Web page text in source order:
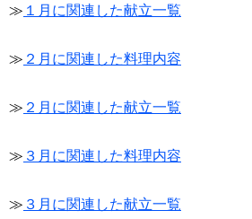
≫ １月に関連した献立一覧
≫ ２月に関連した料理内容
≫ ２月に関連した献立一覧
≫ ３月に関連した料理内容
≫ ３月に関連した献立一覧